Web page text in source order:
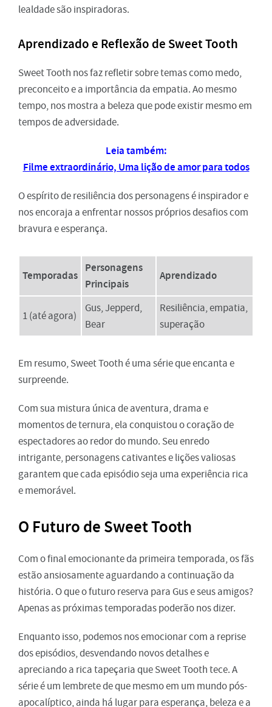
lealdade são inspiradoras.
Aprendizado e Reflexão de Sweet Tooth
Sweet Tooth nos faz refletir sobre temas como medo,
preconceito e a importância da empatia. Ao mesmo
tempo, nos mostra a beleza que pode existir mesmo em
tempos de adversidade.
Leia também:
Filme extraordinário, Uma lição de amor para todos
O espírito de resiliência dos personagens é inspirador e
nos encoraja a enfrentar nossos próprios desafios com
bravura e esperança.
Temporadas
Personagens
Principais
Aprendizado
1 (até agora)
Gus, Jepperd,
Bear
Resiliência, empatia,
superação
Em resumo, Sweet Tooth é uma série que encanta e
surpreende.
Com sua mistura única de aventura, drama e
momentos de ternura, ela conquistou o coração de
espectadores ao redor do mundo. Seu enredo
intrigante, personagens cativantes e lições valiosas
garantem que cada episódio seja uma experiência rica
e memorável.
O Futuro de Sweet Tooth
Com o final emocionante da primeira temporada, os fãs
estão ansiosamente aguardando a continuação da
história. O que o futuro reserva para Gus e seus amigos?
Apenas as próximas temporadas poderão nos dizer.
Enquanto isso, podemos nos emocionar com a reprise
dos episódios, desvendando novos detalhes e
apreciando a rica tapeçaria que Sweet Tooth tece. A
série é um lembrete de que mesmo em um mundo pós-
apocalíptico, ainda há lugar para esperança, beleza e a